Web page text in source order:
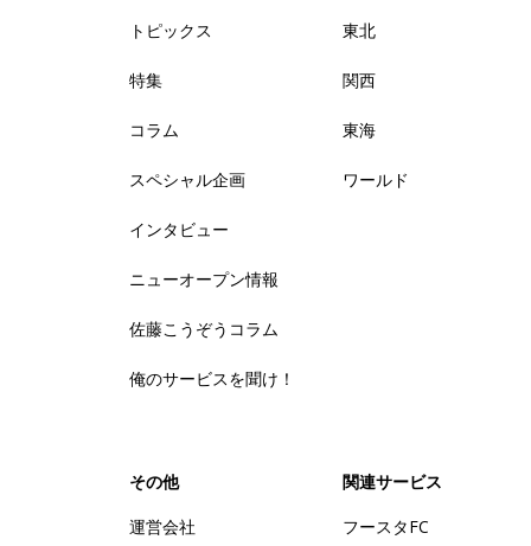
トピックス
特集
コラム
スペシャル企画
インタビュー
ニューオープン情報
佐藤こうぞうコラム
俺のサービスを聞け！
東北
関西
東海
ワールド
その他
運営会社
関連サービス
フースタFC